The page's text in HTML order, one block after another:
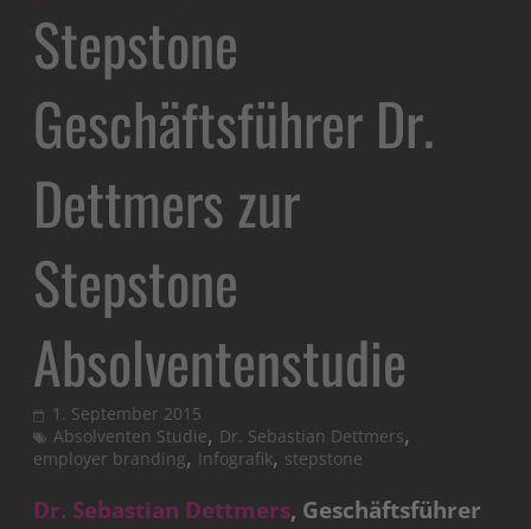
Stepstone
Geschäftsführer Dr.
Dettmers zur
Stepstone
Absolventenstudie
1. September 2015
Absolventen Studie, Dr. Sebastian Dettmers,
employer branding, Infografik, stepstone
Dr. Sebastian Dettmers, Geschäftsführer